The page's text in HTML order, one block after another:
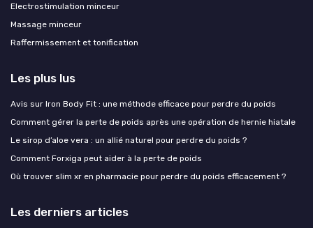
Electrostimulation minceur
Massage minceur
Raffermissement et tonification
Les plus lus
Avis sur Iron Body Fit : une méthode efficace pour perdre du poids
Comment gérer la perte de poids après une opération de hernie hiatale
Le sirop d’aloe vera : un allié naturel pour perdre du poids ?
Comment Forxiga peut aider à la perte de poids
Où trouver slim xr en pharmacie pour perdre du poids efficacement ?
Les derniers articles